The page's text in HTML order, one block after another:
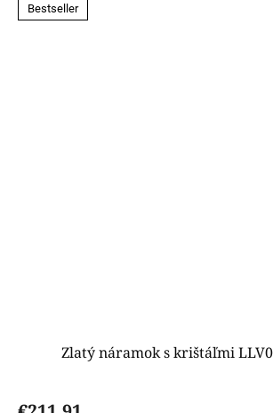
Bestseller
Zlatý náramok s krištáľmi